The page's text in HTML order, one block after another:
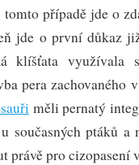
případě jde o
jde o první důkaz
klíšťata využívala
pera zachovaného
měli pernatý
současných ptáků
právě pro cizopasení